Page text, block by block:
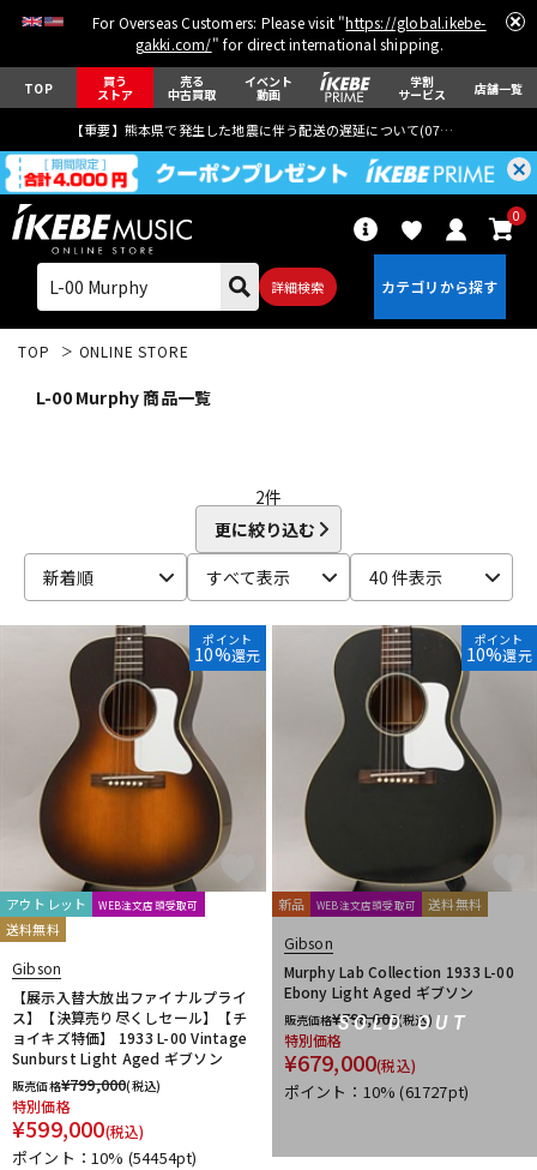
For Overseas Customers: Please visit "https://global.ikebe-
gakki.com/" for direct international shipping.
TOP 買う
ストア
売る
中古買取
イベント
動画
学割
サービス 店舗一覧
【重要】熊本県で発生した地震に伴う配送の遅延について(07月29日
詳細検索
0
ウクレレ
ドラム パーカッション
キーボード
アンプ エフェクター
DJ機器 DTM
DTM オンライン納品 レコーディング機器
TOP ONLINE STORE
L-00 Murphy 商品一覧
2件
更に絞り込む
新着順
すべて表示 40 件表示
ポイント
10%還元
アウトレット WEB注文店頭受取可
送料無料
Gibson
【展示入替大放出ファイナルプライ
ス】【決算売り尽くしセール】【チ
ョイキズ特価】 1933 L-00 Vintage
Sunburst Light Aged ギブソン
販売価格¥799,000(税込)
特別価格
¥599,000(税込)
ポイント：10% (54454pt)
SOLD OUT
ポイント
10%還元
新品 WEB注文店頭受取可 送料無料
Gibson
Murphy Lab Collection 1933 L-00
Ebony Light Aged ギブソン
販売価格¥798,600(税込)
特別価格
¥679,000(税込)
ポイント：10%(61727pt)